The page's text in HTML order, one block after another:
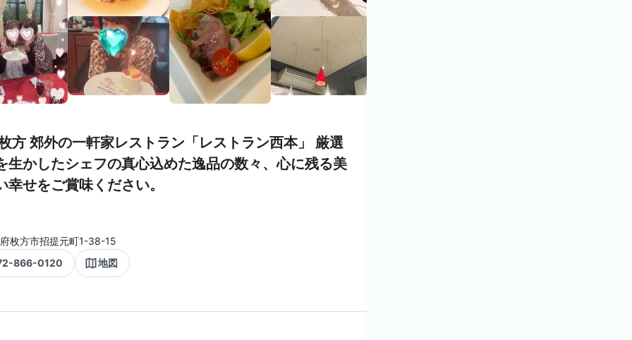
方 郊外の一軒家レストラン「レストラン西本」 厳選
生かしたシェフの真心込めた逸品の数々、心に残る美
幸せをご賞味ください。
枚方市招提元町1-38-15
866-0120
地図